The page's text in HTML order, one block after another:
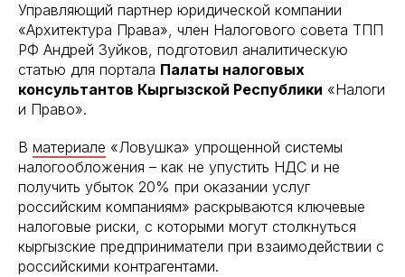
Управляющий партнер юридической компании
«Архитектура Права», член Налогового совета ТПП
РФ Андрей Зуйков, подготовил аналитическую
статью для портала Палаты налоговых
консультантов Кыргызской Республики «Налоги
и Право».
В материале «Ловушка» упрощенной системы
налогообложения – как не упустить НДС и не
получить убыток 20% при оказании услуг
российским компаниям» раскрываются ключевые
налоговые риски, с которыми могут столкнуться
кыргызские предприниматели при взаимодействии с
российскими контрагентами.